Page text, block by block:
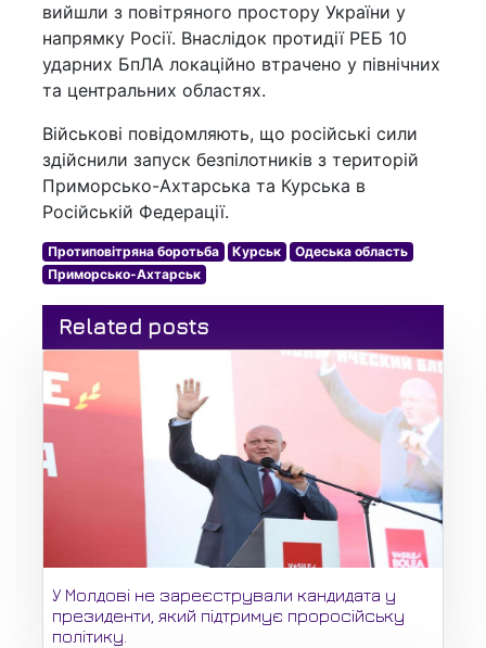
вийшли з повітряного простору України у
напрямку Росії. Внаслідок протидії РЕБ 10
ударних БпЛА локаційно втрачено у північних
та центральних областях.
Військові повідомляють, що російські сили
здійснили запуск безпілотників з територій
Приморсько-Ахтарська та Курська в
Російській Федерації.
Протиповітряна боротьба Курськ
Одеська область
Приморсько-Ахтарськ
Related posts
У Молдові не зареєстрували кандидата у
президенти, який підтримує проросійську
політику.